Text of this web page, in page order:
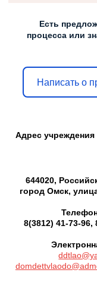
Есть
процесса или
Написать о
Адрес учреждения
644020,
город Омск,
8(3812) 41-73-96,